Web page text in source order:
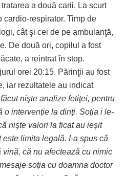
a două carii. La scurt
cardio-respirator. Timp de
cât şi cei de pe ambulanţă,
De două ori, copilul a fost
a reintrat în stop.
orei 20:15. Părinţii au fost
iar rezultatele au indicat
făcut nişte analize fetiţei, pentru
o intervenţie la dinţi. Soţia i le-
nişte valori la ficat au ieşit
limita legală. I-a spus că
că nu afectează cu nimic
soţia cu doamna doctor